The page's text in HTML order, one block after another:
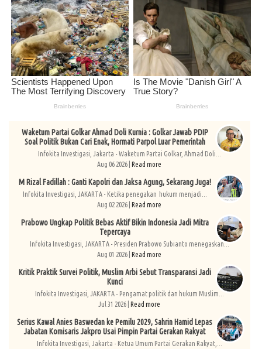
Waketum Partai Golkar Ahmad Doli Kurnia : Golkar Jawab PDIP
Soal Politik Bukan Cari Enak, Hormati Parpol Luar Pemerintah
Infokita Investigasi, Jakarta - Waketum Partai Golkar, Ahmad Doli...
Aug 06 2026 | Read more
M Rizal Fadillah : Ganti Kapolri dan Jaksa Agung, Sekarang Juga!
Infokita Investigasi, JAKARTA - Ketika penegakan hukum menjadi...
Aug 02 2026 | Read more
Prabowo Ungkap Politik Bebas Aktif Bikin Indonesia Jadi Mitra
Tepercaya
Infokita Investigasi, JAKARTA - Presiden Prabowo Subianto menegaskan...
Aug 01 2026 | Read more
Kritik Praktik Survei Politik, Muslim Arbi Sebut Transparansi Jadi
Kunci
Infokita Investigasi, JAKARTA - Pengamat politik dan hukum Muslim...
Jul 31 2026 | Read more
Serius Kawal Anies Baswedan ke Pemilu 2029, Sahrin Hamid Lepas
Jabatan Komisaris Jakpro Usai Pimpin Partai Gerakan Rakyat
Infokita Investigasi, Jakarta - Ketua Umum Partai Gerakan Rakyat,...